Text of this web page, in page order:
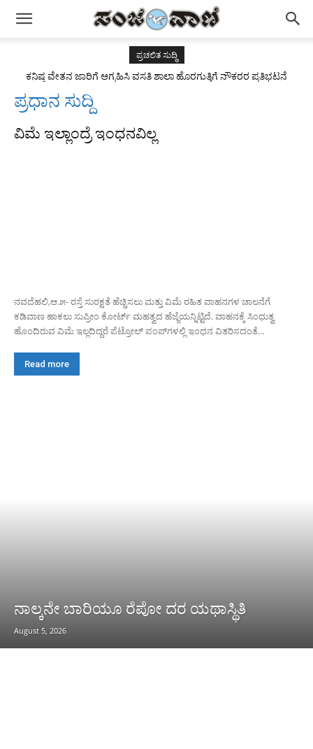
ಪ್ರಚಲಿತ ಸುದ್ಧಿ
ಕನಿಷ್ಠ ವೇತನ ಜಾರಿಗೆ ಆಗ್ರಹಿಸಿ ವಸತಿ ಶಾಲಾ ಹೊರಗುತ್ತಿಗೆ ನೌಕರರ ಪ್ರತಿಭಟನೆ
ಪ್ರಧಾನ ಸುದ್ದಿ
ವಿಮೆ ಇಲ್ಲಾಂದ್ರೆ ಇಂಧನವಿಲ್ಲ
ನವದೆಹಲಿ,ಆ.೫- ರಸ್ತೆ ಸುರಕ್ಷತೆ ಹೆಚ್ಚಿಸಲು ಮತ್ತು ವಿಮೆ ರಹಿತ ವಾಹನಗಳ ಚಾಲನೆಗೆ
ಕಡಿವಾಣ ಹಾಕಲು ಸುಪ್ರೀಂ ಕೋರ್ಟ್ ಮಹತ್ವದ ಹೆಜ್ಜೆಯನ್ನಿಟ್ಟಿದೆ. ವಾಹನಕ್ಕೆ ಸಿಂಧುತ್ವ
ಹೊಂದಿರುವ ವಿಮೆ ಇಲ್ಲದಿದ್ದರೆ ಪೆಟ್ರೋಲ್ ಪಂಪ್‌ಗಳಲ್ಲಿ ಇಂಧನ ವಿತರಿಸದಂತೆ...
Read more
ನಾಲ್ಕನೇ ಬಾರಿಯೂ ರೆಪೋ ದರ ಯಥಾಸ್ಥಿತಿ
August 5, 2026